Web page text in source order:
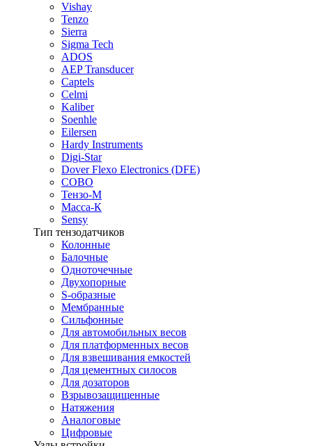
Vishay
Tenzo
Sierra
Sigma Tech
ADOS
AEP Transducer
Captels
Celmi
Kaliber
Soenhle
Eilersen
Hardy Instruments
Digi-Star
Dover Flexo Electronics (DFE)
COBO
Тензо-М
Масса-К
Sensy
Тип тензодатчиков
Колонные
Балочные
Одноточечные
Двухопорные
S-образные
Мембранные
Сильфонные
Для автомобильных весов
Для платформенных весов
Для взвешивания емкостей
Для цементных силосов
Для дозаторов
Взрывозащищенные
Натяжения
Аналоговые
Цифровые